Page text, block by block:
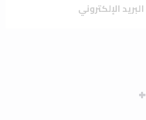
البريد الإلكتروني
+